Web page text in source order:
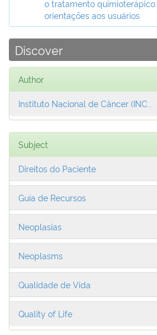
o tratamento quimioterápico:
orientações aos usuários
Discover
Author
Instituto Nacional de Câncer (INC...
Subject
Direitos do Paciente
Guía de Recursos
Neoplasias
Neoplasms
Qualidade de Vida
Quality of Life